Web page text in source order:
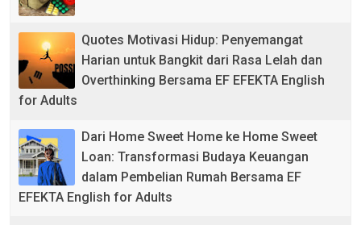
Quotes Motivasi Hidup: Penyemangat
Harian untuk Bangkit dari Rasa Lelah dan
Overthinking Bersama EF EFEKTA English
for Adults
Dari Home Sweet Home ke Home Sweet
Loan: Transformasi Budaya Keuangan
dalam Pembelian Rumah Bersama EF
EFEKTA English for Adults